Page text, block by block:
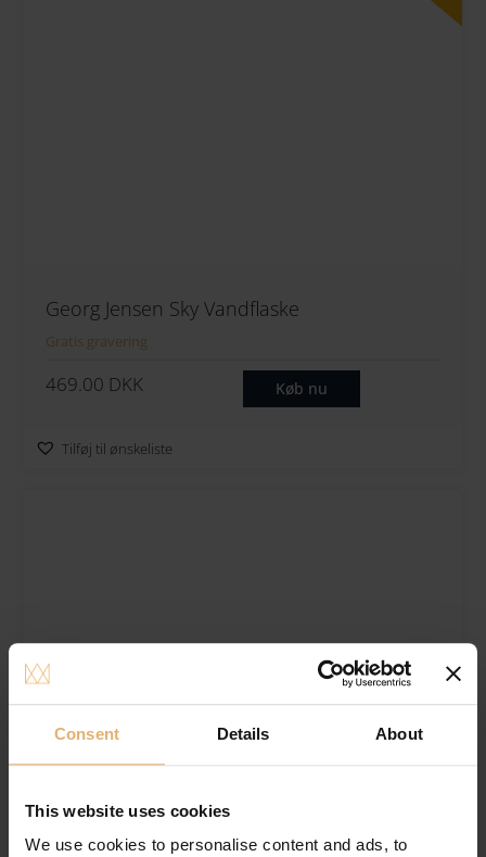
Consent Details About
This website uses cookies
We use cookies to personalise content and ads, to
Georg Jensen Sky Vandflaske
Gratis gravering
469.00 DKK Køb nu
Tilføj til ønskeliste